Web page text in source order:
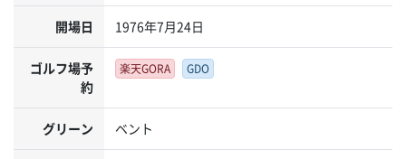
開場日 1976年7月24日
ゴルフ場予
約
楽天GORA GDO
グリーン ベント